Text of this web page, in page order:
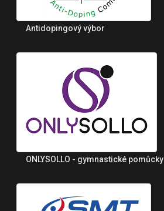
Antidopingový výbor
ONLYSOLLO - gymnastické pomůcky